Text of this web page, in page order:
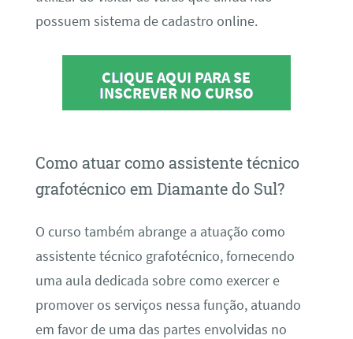
possuem sistema de cadastro online.
CLIQUE AQUI PARA SE
INSCREVER NO CURSO
Como atuar como assistente técnico
grafotécnico em Diamante do Sul?
O curso também abrange a atuação como
assistente técnico grafotécnico, fornecendo
uma aula dedicada sobre como exercer e
promover os serviços nessa função, atuando
em favor de uma das partes envolvidas no